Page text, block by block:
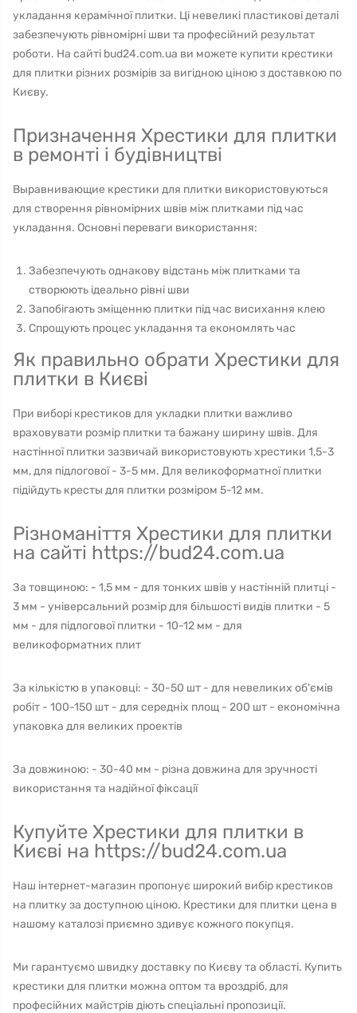
укладання керамічної плитки. Ці невеликі пластикові деталі
забезпечують рівномірні шви та професійний результат
роботи. На сайті bud24.com.ua ви можете купити крестики
для плитки різних розмірів за вигідною ціною з доставкою по
Києву.
Призначення Хрестики для плитки
в ремонті і будівництві
Выравнивающие крестики для плитки використовуються
для створення рівномірних швів між плитками під час
укладання. Основні переваги використання:
Забезпечують однакову відстань між плитками та
створюють ідеально рівні шви
Запобігають зміщенню плитки під час висихання клею
Спрощують процес укладання та економлять час
Як правильно обрати Хрестики для
плитки в Києві
При виборі крестиков для укладки плитки важливо
враховувати розмір плитки та бажану ширину швів. Для
настінної плитки зазвичай використовують хрестики 1,5-3
мм, для підлогової - 3-5 мм. Для великоформатної плитки
підійдуть кресты для плитки розміром 5-12 мм.
Різноманіття Хрестики для плитки
на сайті https://bud24.com.ua
За товщиною: - 1,5 мм - для тонких швів у настінній плитці -
3 мм - універсальний розмір для більшості видів плитки - 5
мм - для підлогової плитки - 10-12 мм - для
великоформатних плит
За кількістю в упаковці: - 30-50 шт - для невеликих об'ємів
робіт - 100-150 шт - для середніх площ - 200 шт - економічна
упаковка для великих проектів
За довжиною: - 30-40 мм - різна довжина для зручності
використання та надійної фіксації
Купуйте Хрестики для плитки в
Києві на https://bud24.com.ua
Наш інтернет-магазин пропонує широкий вибір крестиков
на плитку за доступною ціною. Крестики для плитки цена в
нашому каталозі приємно здивує кожного покупця.
Ми гарантуємо швидку доставку по Києву та області. Купить
крестики для плитки можна оптом та вроздріб, для
професійних майстрів діють спеціальні пропозиції.